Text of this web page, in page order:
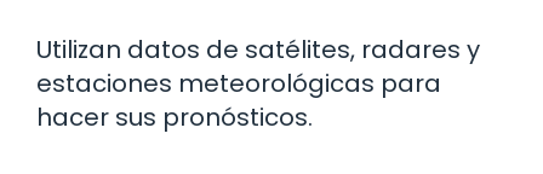
Utilizan datos de satélites, radares y
estaciones meteorológicas para
hacer sus pronósticos.